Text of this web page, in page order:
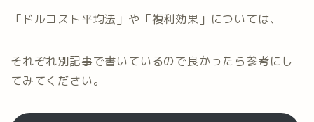
「ドルコスト平均法」や「複利効果」については、
それぞれ別記事で書いているので良かったら参考にし
てみてください。